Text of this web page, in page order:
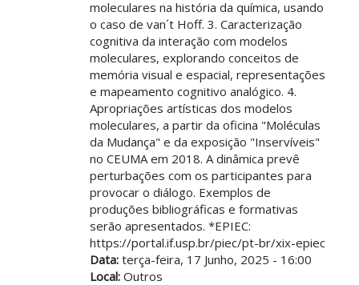
moleculares na história da química, usando
o caso de van´t Hoff. 3. Caracterização
cognitiva da interação com modelos
moleculares, explorando conceitos de
memória visual e espacial, representações
e mapeamento cognitivo analógico. 4.
Apropriações artísticas dos modelos
moleculares, a partir da oficina "Moléculas
da Mudança" e da exposição "Inservíveis"
no CEUMA em 2018. A dinâmica prevê
perturbações com os participantes para
provocar o diálogo. Exemplos de
produções bibliográficas e formativas
serão apresentados. *EPIEC:
https://portal.if.usp.br/piec/pt-br/xix-epiec
Data:terça-feira, 17 Junho, 2025 - 16:00
Local:Outros